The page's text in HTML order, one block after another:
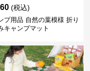
(税込)
プ用品 自然の葉模様 折り
キャンプマット